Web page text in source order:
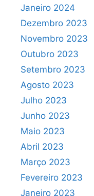
Janeiro 2024
Dezembro 2023
Novembro 2023
Outubro 2023
Setembro 2023
Agosto 2023
Julho 2023
Junho 2023
Maio 2023
Abril 2023
Março 2023
Fevereiro 2023
Janeiro 2023